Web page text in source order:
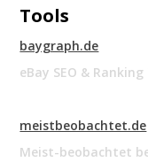
Tools
baygraph.de
eBay SEO &
meistbeobachtet.de
Meist-beobachtet